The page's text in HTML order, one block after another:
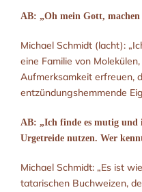
AB: „Oh mein Gott,
Michael Schmidt (lacht):
eine Familie von
Aufmerksamkeit erfreuen,
entzündungshemmende
AB: „Ich finde es mutig und
Urgetreide nutzen. Wer
Michael Schmidt: „Es ist
tatarischen Buchweizen,